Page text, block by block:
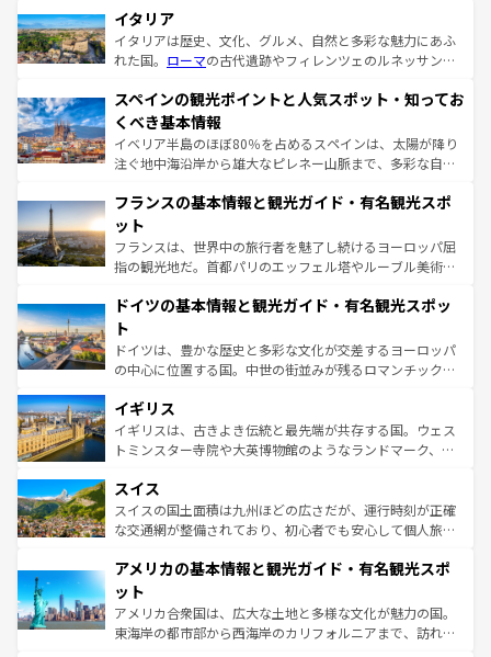
イタリア
イタリアは歴史、文化、グルメ、自然と多彩な魅力にあふ
れた国。 ローマの古代遺跡やフィレンツェのルネッサンス
ろん、トスカーナの美しい田園風景やアマルフィ海岸の絶
景など、自然景観も見逃せない。観光の合間には、本場の
ピザやパスタなど、絶品のイタリア料理を堪能することも
できる。朝目覚めてから夜眠るまで、すべての瞬間を楽し
なお、新着のイタリア情報はコンテンツ一覧を参照してほ
しい。
スペインの観光ポイントと人気スポット・知ってお
くべき基本情報
イベリア半島のほぼ80％を占めるスペインは、太陽が降り
注ぐ地中海沿岸から雄大なピレネー山脈まで、多彩な自然
文化が根付くこの国では、情熱的なフラメンコ、熱気あふ
れる闘牛、そして美味しいタパスが生活の一部となってい
る。首都マドリードの洗練された雰囲気や、バルセロナの
アートに溢れた街角から、地方では古代ローマ遺跡や中世
せる。地方によって風土や気候が異なるスペインはその個
ンテンツ一覧 を参照してほしい。
フランスの基本情報と観光ガイド・有名観光スポ
ット
フランスは、世界中の旅行者を魅了し続けるヨーロッパ屈
指の観光地だ。首都パリのエッフェル塔やルーブル美術館
で、幅広い魅力が詰まっている。華麗な宮殿、歴史的な大
聖堂、美しいビーチ、そして豊かな自然が、訪れる者を心
から魅了する。また、フランスは美食の国としても知ら
れ、フランス料理はユネスコ無形文化遺産にも登録されて
香り高いラベンダー畑など、多彩な楽しみ方が可能だ。さ
らに、パリ以外の地域にも魅力が溢れており、どの街角に
も豊かな歴史と文化が息づいている。パリ以外の個性あふ
を参照してほしい。
ドイツの基本情報と観光ガイド・有名観光スポッ
ト
ドイツは、豊かな歴史と多彩な文化が交差するヨーロッパ
の中心に位置する国。中世の街並みが残るロマンチック街
顔を持つこの国は、どこを歩いても飽きることがない。ベ
ルリンの文化的活気、バイエルン州のアルプスの絶景、そ
してライン川沿いのワイン畑といった風景は必見。ビール
は、お酒好きな人にはぜひ体験してほしい。 なお、新着の
ドイツ情報はコンテンツ一覧を参照してほしい。
イギリス
イギリスは、古きよき伝統と最先端が共存する国。ウェス
トミンスター寺院や大英博物館のようなランドマーク、歴
リアごとに異なる魅力がある。また、優雅なアフタヌーン
ティー、ビール好きにはたまらない英国パブ、サッカー観
戦など、本場だからこそできる体験も豊富。イギリスを旅
ンツ一覧を参照してほしい。
スイス
スイスの国土面積は九州ほどの広さだが、運行時刻が正確
な交通網が整備されており、初心者でも安心して個人旅行
の建物がそのまま残る町や、スイスならではのユニークな
博物館もあり、アルプス観光だけでなく町歩きも満喫する
ことができる。国民の所得が高いため物価も高いが、旅行
者向けの交通パス提供のサービスもあり、うまく活用すれ
アメリカの基本情報と観光ガイド・有名観光スポ
ット
アメリカ合衆国は、広大な土地と多様な文化が魅力の国。
東海岸の都市部から西海岸のカリフォルニアまで、訪れる